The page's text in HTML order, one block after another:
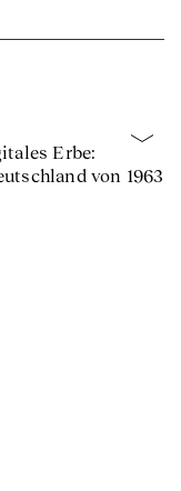
Erbe:
von 1963